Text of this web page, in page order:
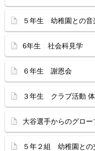
５年生 幼稚園との音
6年生 社会科見学
６年生 謝恩会
３年生 クラブ活動
大谷選手からのグロー
５年２組 幼稚園と